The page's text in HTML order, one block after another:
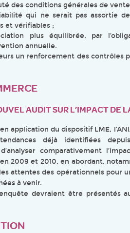
des conditions générales de
qui ne serait pas assortie
et vérifiables ;
plus équilibrée, par
annuelle.
un renforcement des contrôles
AUDIT SUR L’IMPACT DE
application du dispositif LME,
déjà identifiées
comparativement
2009 et 2010, en abordant,
attentes des opérationnels pour
à venir.
devraient être présentés